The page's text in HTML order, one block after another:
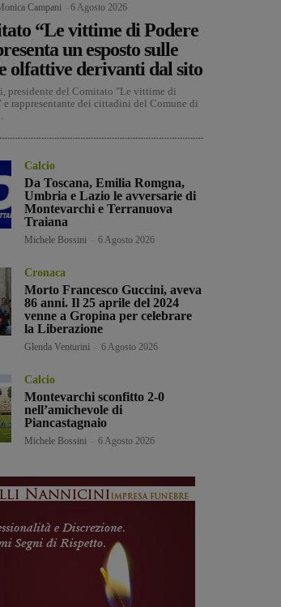
Campani 6 Agosto 2026
“Le vittime di Podere
un esposto sulle
olfattive derivanti dal sito
presidente del Comitato "Le vittime di
e rappresentante dei cittadini del Comune di
Calcio
Da Toscana, Emilia Romgna,
Umbria e Lazio le avversarie di
Montevarchi e Terranuova
Traiana
Michele Bossini 6 Agosto 2026
Cronaca
Morto Francesco Guccini, aveva
86 anni. Il 25 aprile del 2024
venne a Gropina per celebrare
la Liberazione
Glenda Venturini 6 Agosto 2026
Calcio
Montevarchi sconfitto 2-0
nell’amichevole di
Piancastagnaio
Michele Bossini 6 Agosto 2026